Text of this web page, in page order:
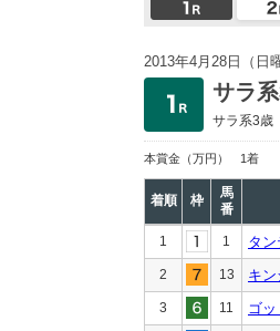
2013年4月28日（日
サラ
サラ系3歳
本賞金 （万円） 1着
着順 枠
馬
番
1 1 タ
2 13 キ
3 11 ゴ